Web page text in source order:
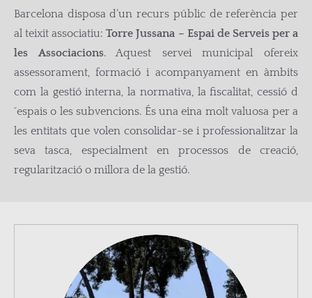
Barcelona disposa d’un recurs públic de referència per
al teixit associatiu:Torre Jussana – Espai de Serveis per a
les Associacions. Aquest servei municipal ofereix
assessorament, formació i acompanyament en àmbits
com la gestió interna, la normativa, la fiscalitat, cessió d
´espais o les subvencions. És una eina molt valuosa per a
les entitats que volen consolidar-se i professionalitzar la
seva tasca, especialment en processos de creació,
regularització o millora de la gestió.